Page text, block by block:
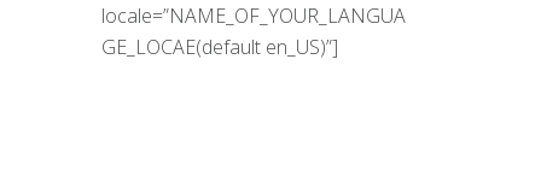
locale=”NAME_OF_YOUR_LANGUA
GE_LOCAE(default en_US)”]